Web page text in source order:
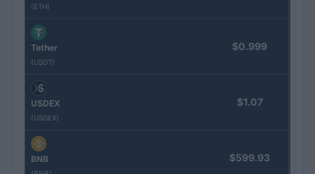
(ETH)
Tether
(USDT)
$0.999
USDEX
(USDEX)
$1.07
BNB $599.93